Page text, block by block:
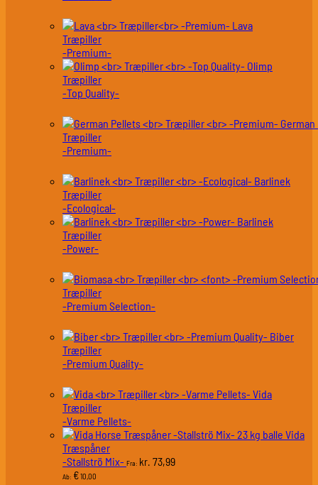
Lava
Træpiller
-Premium-
Olimp
Træpiller
-Top Quality-
Træpiller
-Premium-
Barlinek
Træpiller
-Ecological-
Barlinek
Træpiller
-Power-
Træpiller
-Premium Selection-
Biber
Træpiller
-Premium Quality-
Vida
Træpiller
-Varme Pellets-
Vida
Træspåner
-Stallströ Mix- Fra: kr. 73,99
Ab: €10,00